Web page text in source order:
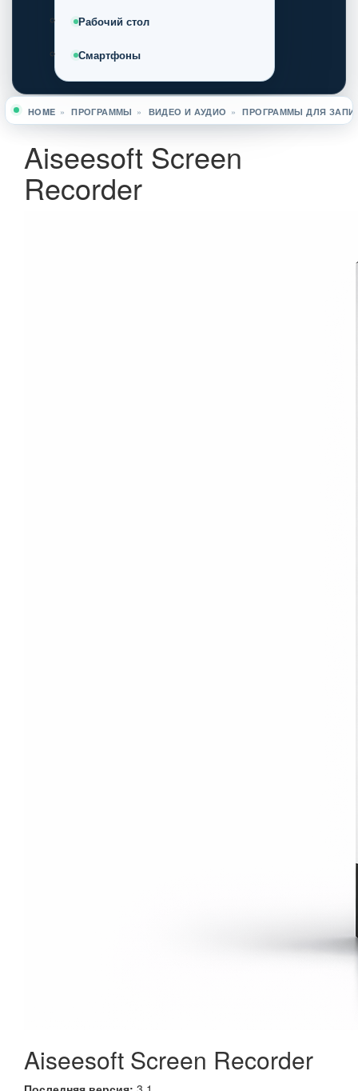
Рабочий стол
Смартфоны
Вы здесь
HOME » ПРОГРАММЫ » ВИДЕО И АУДИО » ПРОГРАММЫ ДЛЯ
Aiseesoft Screen
Recorder
Aiseesoft Screen Recorder